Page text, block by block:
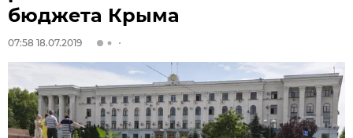
бюджета Крыма
07:58 18.07.2019